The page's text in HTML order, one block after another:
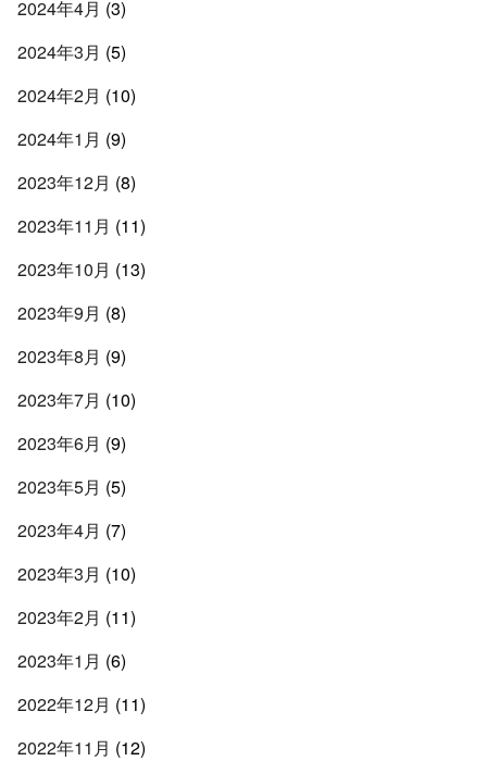
2024年4月 (3)
2024年3月 (5)
2024年2月 (10)
2024年1月 (9)
2023年12月 (8)
2023年11月 (11)
2023年10月 (13)
2023年9月 (8)
2023年8月 (9)
2023年7月 (10)
2023年6月 (9)
2023年5月 (5)
2023年4月 (7)
2023年3月 (10)
2023年2月 (11)
2023年1月 (6)
2022年12月 (11)
2022年11月 (12)